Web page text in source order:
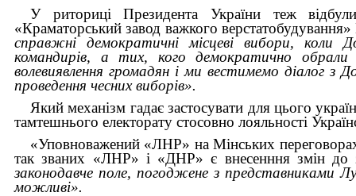
У риториці Президента України теж
«Краматорський завод важкого
справжні демократичні місцеві вибори, коли
командирів, а тих, кого демократично обрали
волевиявлення громадян і ми вестимемо діалог з
проведення чесних виборів».
Який механізм гадає застосувати для цього
тамтешнього електорату стосовно лояльності
«Уповноважений «ЛНР» на Мінських
так званих «ЛНР» і «ДНР» є внесенння змін до
законодавче поле, погоджене з представниками
можливі».